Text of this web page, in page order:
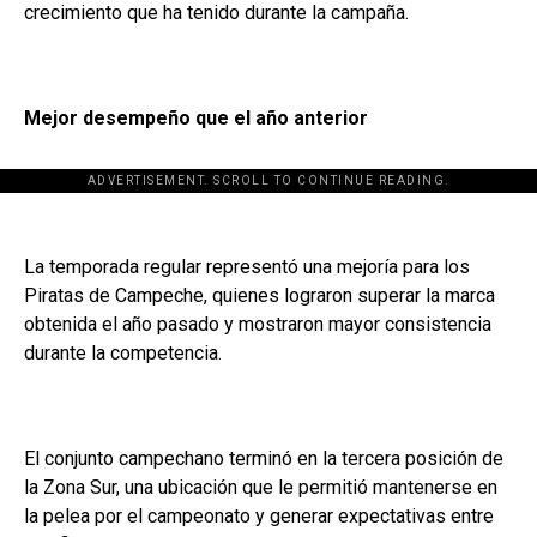
crecimiento que ha tenido durante la campaña.
Mejor desempeño que el año anterior
ADVERTISEMENT. SCROLL TO CONTINUE READING.
La temporada regular representó una mejoría para los
Piratas de Campeche, quienes lograron superar la marca
obtenida el año pasado y mostraron mayor consistencia
durante la competencia.
El conjunto campechano terminó en la tercera posición de
la Zona Sur, una ubicación que le permitió mantenerse en
la pelea por el campeonato y generar expectativas entre